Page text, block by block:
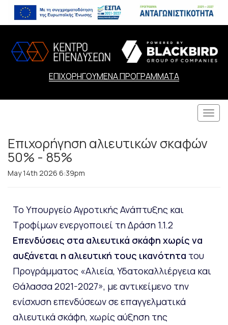
ΕΠΙΧΟΡΗΓΟΥΜΕΝΑ ΠΡΟΓΡΑΜΜΑΤΑ
Επιχορήγηση αλιευτικών σκαφών
50% - 85%
May 14th 2026 6:39pm
Το Υπουργείο Αγροτικής Ανάπτυξης και
Τροφίμων ενεργοποιεί τη Δράση 1.1.2
Επενδύσεις στα αλιευτικά σκάφη χωρίς να
αυξάνεται η αλιευτική τους ικανότητα του
Προγράμματος «Αλιεία, Υδατοκαλλιέργεια και
Θάλασσα 2021-2027», με αντικείμενο την
ενίσχυση επενδύσεων σε επαγγελματικά
αλιευτικά σκάφη, χωρίς αύξηση της